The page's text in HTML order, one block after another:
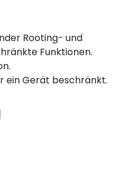
Rooting- und
Funktionen.
ein Gerät beschränkt.